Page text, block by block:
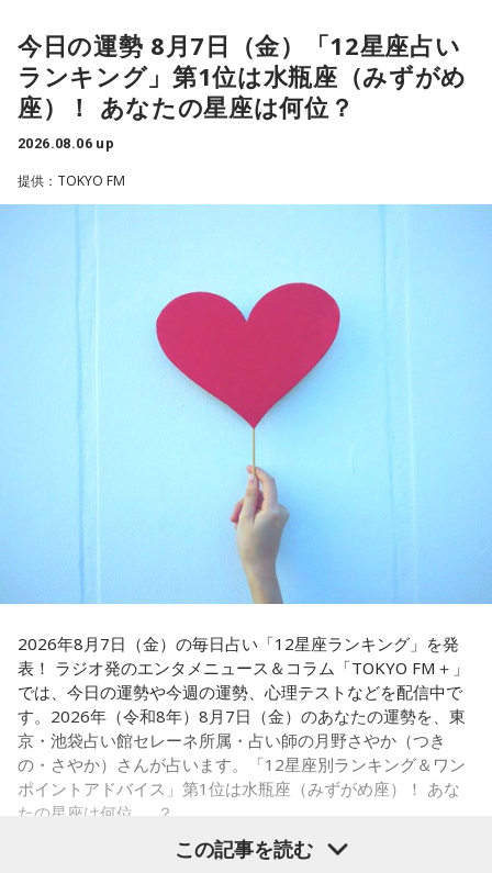
きない。同じ顔を見せないんですよ、自然が」と、その美し
さを語りました。そして海へ向け、「『美しくいてくれてあ
りがとう』という手紙は書きたくなります」と、故郷への深
い愛情をのぞかせました。
最後に、ゴリさんが「今、想いを伝えたい方」として名前を
挙げたのは、ボクシング元世界王者の具志堅用高さんでし
た。今年で世界王座獲得から50年という節目の年を迎えるこ
番組名：日本郵便 SUNDAY'S POST
放送日時：毎週日曜 15:00～15:50
パーソナリティ：小山薫堂、宇賀なつみ
https://www.tfm.co.jp/post/
@sundayspost1
ちゃくちゃだし、早口で喋ったもんだから、ただただ引きつ
らせてしまいました」と当時を振り返り、苦笑いを見せまし
た。
沖縄を訪れたらぜひ足を運んでほしい場所として、ゴリさん
は国際通り近くの「せんべろ街」を紹介しました。「そこだ
け東南アジアの空気感もあるので、1つの場所で2つの旅行を
しているみたい」と、その独特の魅力を語ります。
なかでもおすすめとして挙げたのが「米仙」です。お酒3杯に
寿司5貫の組み合わせがリーズナブルな価格で楽しめ、「石垣
炙らないほうがおすすめです」と、地元ならではの楽しみ方
さらに、「末廣ブルース」も外せない1軒です。建物のレトロ
感が魅力の豚串専門店で、「タンだとかハラミだとかハツ、
レバーとかを味わいながら、昔ながらの雰囲気が楽しめる」
豚串です」と太鼓判を押しました。
お気に入りのステーキ店を尋ねられると、ゴリさんは「エメ
ラルドです」と即答。なかでもプレミアムリブステーキにつ
いては、「脂の乗り方、柔らかさ、肉の質がもうレベルが違
います」と熱く語り、長年愛される名店の魅力を紹介しまし
た。
一方、「お手紙を書きたくなる場所」を尋ねられると、迷わ
ず「沖縄の海」と回答。水中眼鏡をつけて海に潜り、「音を
きそうな日。義務で続けてきたことより、楽しくて夢中にな
れることを選ぶと流れが変わります。人と違っても大丈夫。
今夜にでも「本当はこう生きたい」を自由に書き出してみ
て。
【2位】双子座（ふたご座）
思いがけない誘いや情報が、次の展開を連れてくるかも！今
【3位】天秤座（てんびん座）
今日から金星が天秤座へ！！あなた本来の魅力がグッと高ま
る時。人とのご縁にも恵まれやすく、嬉しいお誘いや出会い
があるかもしれません。少しおしゃれして人に会うのもおす
すめ。今日は鏡の前で「今の自分が好きなところ」を3つ見つ
「もっと面白いことがしたい！」という気持ちが未来を動か
します。今までのやり方にこだわらず、楽しそうな方へ進ん
でみると思わぬ展開が待っていそう。少し大胆なくらいで
OK。今日はこの夏やりたいことを一つ予定に書き込んでみ
【5位】牡羊座（おひつじ座）
あなたの行動力が誰かの心に火をつける日。今日は周りの反
応を気にするより「私はこれがやりたい！」を大切にしてみ
て。あなたが楽しそうに動くほど仲間も集まってきそうで
す。今夜、明日すぐできる小さな一歩を決めてから寝てみて
ね。
【6位】獅子座（しし座）
くとき。「もっと私らしくていい」と許可を出すことで魅力
今日の運勢 8月7日（金）「12星座占い
ランキング」第1位は水瓶座（みずがめ
座）！ あなたの星座は何位？
2026.08.06 up
提供：TOKYO FM
2026年8月7日（金）の毎日占い「12星座ランキング」を発
表！ ラジオ発のエンタメニュース＆コラム「TOKYO FM＋」
では、今日の運勢や今週の運勢、心理テストなどを配信中で
す。2026年（令和8年）8月7日（金）のあなたの運勢を、東
京・池袋占い館セレーネ所属・占い師の月野さやか（つき
の・さやか）さんが占います。「12星座別ランキング＆ワン
ポイントアドバイス」第1位は水瓶座（みずがめ座）！ あな
たの星座は何位……？
この記事を読む